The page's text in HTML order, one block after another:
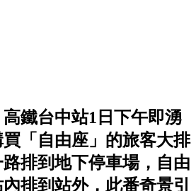
鐵台中站1日下午即湧
「自由座」的旅客大排
排到地下停車場，自由
排到站外，此番奇景引